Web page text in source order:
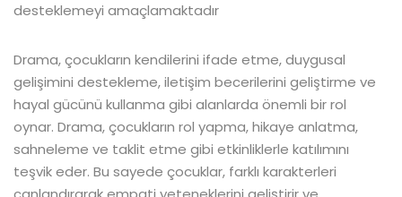
desteklemeyi amaçlamaktadır
Drama, çocukların kendilerini ifade etme, duygusal
gelişimini destekleme, iletişim becerilerini geliştirme ve
hayal gücünü kullanma gibi alanlarda önemli bir rol
oynar. Drama, çocukların rol yapma, hikaye anlatma,
sahneleme ve taklit etme gibi etkinliklerle katılımını
teşvik eder. Bu sayede çocuklar, farklı karakterleri